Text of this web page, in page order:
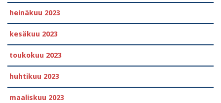
heinäkuu 2023
kesäkuu 2023
toukokuu 2023
huhtikuu 2023
maaliskuu 2023